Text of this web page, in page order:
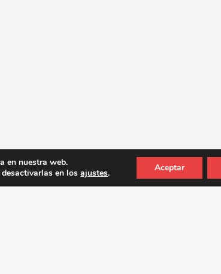
en nuestra web.
desactivarlas en losajustes. Aceptar